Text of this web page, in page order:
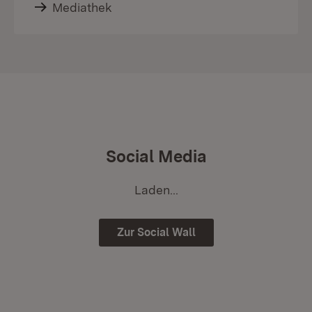
Mediathek
Social Media
Laden...
Zur Social Wall